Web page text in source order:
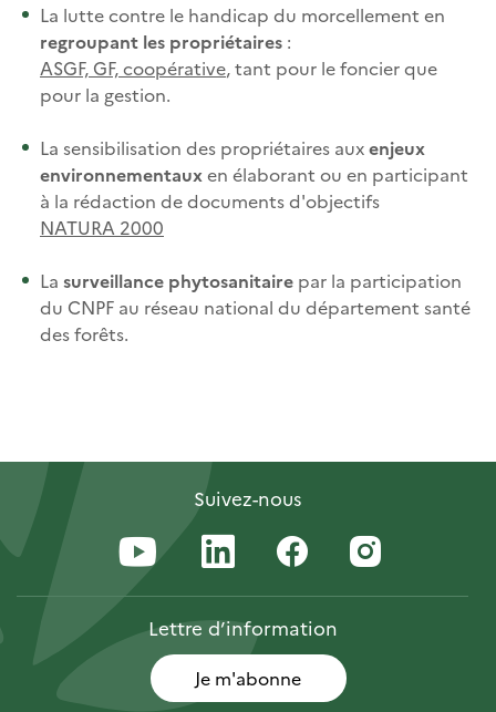
La lutte contre le handicap du morcellement en
regroupant les propriétaires :
ASGF, GF, coopérative, tant pour le foncier que
pour la gestion.
La sensibilisation des propriétaires auxenjeux
environnementauxen élaborant ou en participant
à la rédaction de documents d'objectifs
NATURA 2000
La surveillance phytosanitaire par la participation
du CNPF au réseau national du département santé
des forêts.
Suivez-nous
Lettred’information
Je m'abonne